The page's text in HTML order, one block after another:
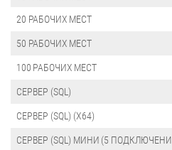
20 РАБОЧИХ МЕСТ
50 РАБОЧИХ МЕСТ
100 РАБОЧИХ МЕСТ
СЕРВЕР (SQL)
CЕРВЕР (SQL) (X64)
СЕРВЕР (SQL) МИНИ (5